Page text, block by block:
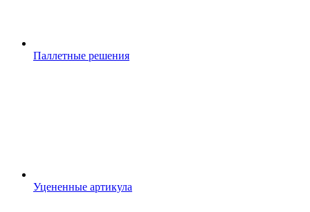
Паллетные решения
Уцененные артикула